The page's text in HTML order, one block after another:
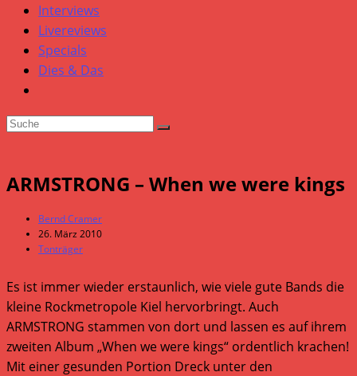
Interviews
Livereviews
Specials
Dies & Das
ARMSTRONG – When we were kings
Beitrags-
Autor:
Bernd Cramer
Beitrag
veröffentlicht:
26. März 2010
Beitrags-
Tonträger
Es ist immer wieder erstaunlich, wie viele gute Bands die
kleine Rockmetropole Kiel hervorbringt. Auch
ARMSTRONG stammen von dort und lassen es auf ihrem
zweiten Album „When we were kings“ ordentlich krachen!
Mit einer gesunden Portion Dreck unter den